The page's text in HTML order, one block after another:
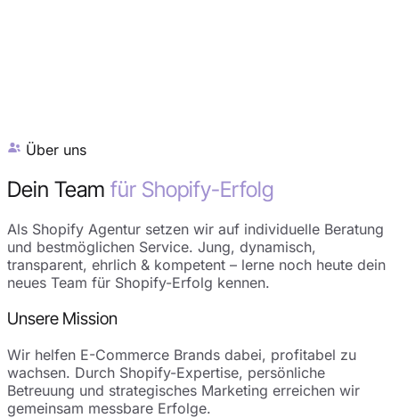
Über uns
Dein Team für Shopify-Erfolg
Als Shopify Agentur setzen wir auf individuelle Beratung
und bestmöglichen Service. Jung, dynamisch,
transparent, ehrlich & kompetent – lerne noch heute dein
neues Team für Shopify-Erfolg kennen.
Unsere Mission
Wir helfen E-Commerce Brands dabei, profitabel zu
wachsen. Durch Shopify-Expertise, persönliche
Betreuung und strategisches Marketing erreichen wir
gemeinsam messbare Erfolge.